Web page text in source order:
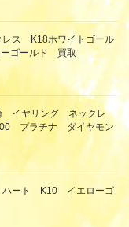
ス K18ホワイトゴール
ゴールド 買取
イヤリング ネックレ
プラチナ ダイヤモン
ート K10 イエローゴ